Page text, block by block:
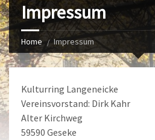
Impressum
Home Impressum
Kulturring Langeneicke
Vereinsvorstand: Dirk Kahr
Alter Kirchweg
59590 Geseke